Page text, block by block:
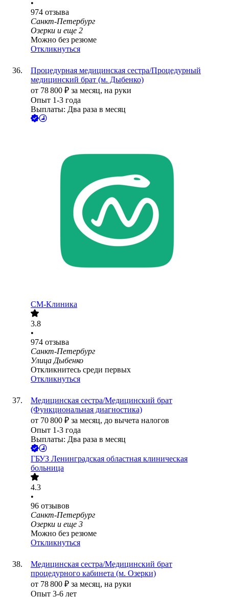
•
974 отзыва
Санкт-Петербург
Озерки и еще 2
Можно без резюме
Откликнуться
Процедурная медицинская сестра/Процедурный
медицинский брат (м. Дыбенко)
от 78 800 ₽ за месяц, на руки
Опыт 1-3 года
Выплаты: Два раза в месяц
СМ-Клиника
3.8
•
974 отзыва
Санкт-Петербург
Улица Дыбенко
Откликнитесь среди первых
Откликнуться
Медицинская сестра/Медицинский брат
(Функциональная диагностика)
от 70 800 ₽ за месяц, до вычета налогов
Опыт 1-3 года
Выплаты: Два раза в месяц
ГБУЗ Ленинградская областная клиническая
больница
4.3
•
96 отзывов
Санкт-Петербург
Озерки и еще 3
Можно без резюме
Откликнуться
Медицинская сестра/Медицинский брат
процедурного кабинета (м. Озерки)
от 78 800 ₽ за месяц, на руки
Опыт 3-6 лет